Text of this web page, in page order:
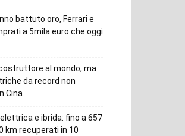
battuto oro, Ferrari e
a 5mila euro che oggi
al mondo, ma
da record non
Cina
e ibrida: fino a 657
km recuperati in 10